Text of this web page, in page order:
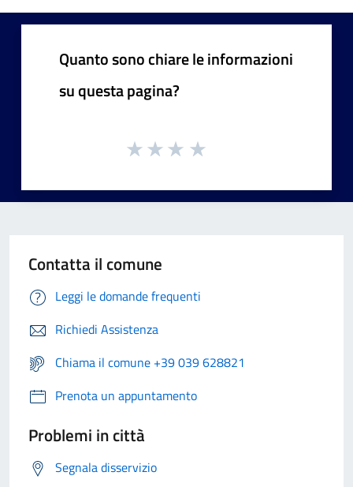
Quanto sono chiare le informazioni
su questa pagina?
Contatta il comune
Leggi le domande frequenti
Richiedi Assistenza
Chiama il comune +39 039 628821
Prenota un appuntamento
Problemi in città
Segnala disservizio